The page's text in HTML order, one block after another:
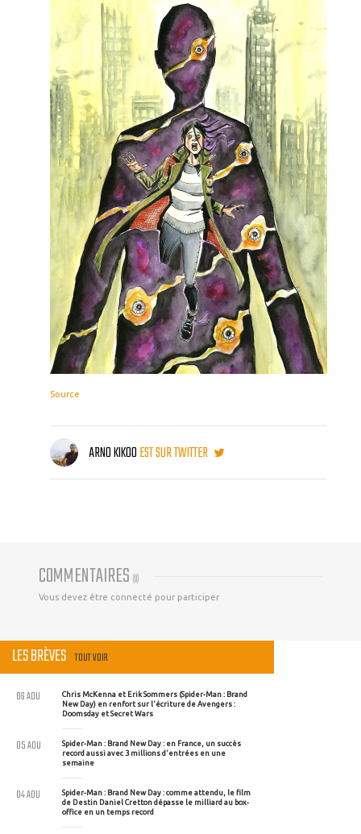
Source
ARNO KIKOOEST SUR TWITTER
COMMENTAIRES (0)
Vous devez être connecté pour participer
LES BRÈVES TOUT VOIR
Chris McKenna et Erik Sommers (Spider-Man : Brand
New Day) en renfort sur l'écriture de Avengers :
Doomsday et Secret Wars
06 AOU
Spider-Man : Brand New Day : en France, un succès
record aussi avec 3 millions d'entrées en une
semaine
05 AOU
Spider-Man : Brand New Day : comme attendu, le film
de Destin Daniel Cretton dépasse le milliard au box-
office en un temps record
04 AOU